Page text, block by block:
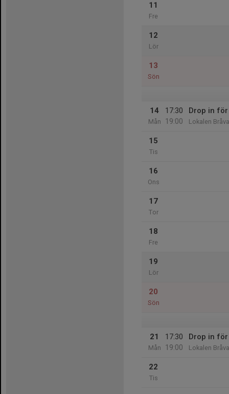
11
Fre
12
Lör
13
Sön
14
Mån
17:30
19:00
Drop in för
Lokalen
15
Tis
16
Ons
17
Tor
18
Fre
19
Lör
20
Sön
21
Mån
17:30
19:00
Drop in för
Lokalen
22
Tis